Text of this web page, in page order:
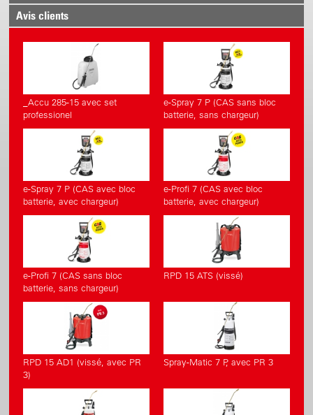
Avis clients
_Accu 285-15 avec set
professionel
e-Spray 7 P (CAS sans bloc
batterie, sans chargeur)
e-Spray 7 P (CAS avec bloc
batterie, avec chargeur)
e-Profi 7 (CAS avec bloc
batterie, avec chargeur)
e-Profi 7 (CAS sans bloc
batterie, sans chargeur)
RPD 15 ATS (vissé)
RPD 15 AD1 (vissé, avec PR
3)
Spray-Matic 7 P, avec PR 3